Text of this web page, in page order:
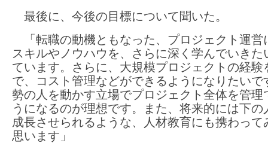
最後に、今後の目標について聞いた。
「転職の動機ともなった、プロジェクト運営
スキルやノウハウを、さらに深く学んでいきた
ています。さらに、大規模プロジェクトの経験
で、コスト管理などができるようになりたいで
勢の人を動かす立場でプロジェクト全体を管理
うになるのが理想です。また、将来的には下の
成長させられるような、人材教育にも携わって
思います」